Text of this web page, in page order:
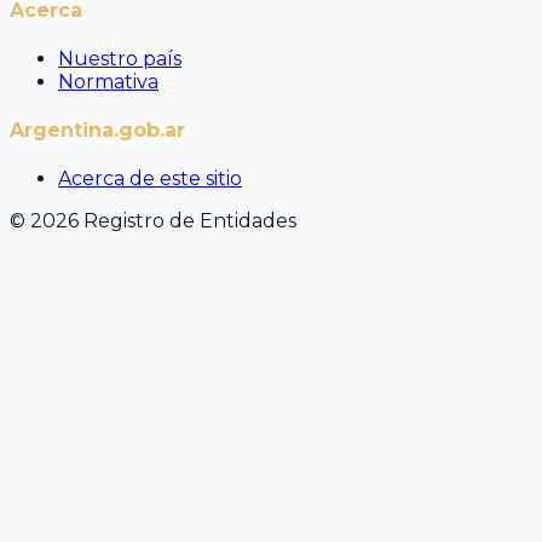
Acerca
Nuestro país
Normativa
Argentina.gob.ar
Acerca de este sitio
© 2026 Registro de Entidades